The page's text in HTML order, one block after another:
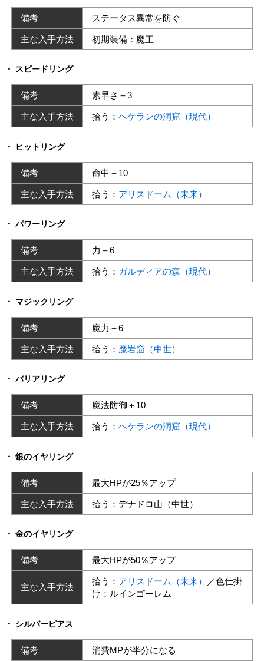
備考 ステータス異常を防ぐ
主な入手方法 初期装備：魔王
スピードリング
備考 素早さ＋3
主な入手方法 拾う： ヘケランの洞窟（現代）
ヒットリング
備考 命中＋10
主な入手方法 拾う： アリスドーム（未来）
パワーリング
備考 力＋6
主な入手方法 拾う： ガルディアの森（現代）
マジックリング
備考 魔力＋6
主な入手方法 拾う： 魔岩窟（中世）
バリアリング
備考 魔法防御＋10
主な入手方法 拾う： ヘケランの洞窟（現代）
銀のイヤリング
備考 最大HPが25％アップ
主な入手方法 拾う：デナドロ山（中世）
金のイヤリング
備考 最大HPが50％アップ
主な入手方法
拾う： アリスドーム（未来）
／色仕掛
け：ルインゴーレム
シルバーピアス
備考 消費MPが半分になる